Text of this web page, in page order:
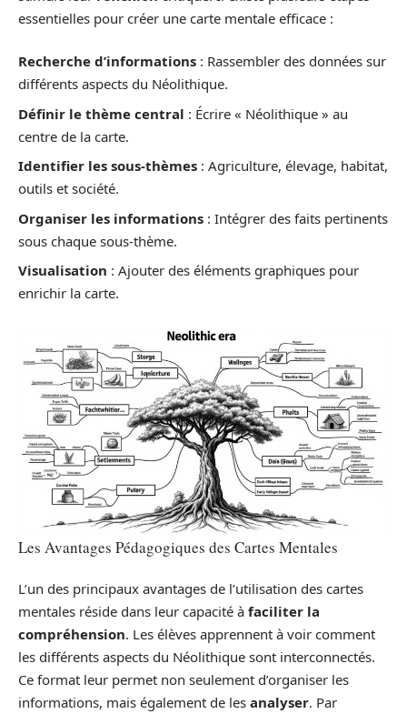
essentielles pour créer une carte mentale efficace :
Recherche d’informations : Rassembler des données sur
différents aspects du Néolithique.
Définir le thème central : Écrire « Néolithique » au
centre de la carte.
Identifier les sous-thèmes : Agriculture, élevage, habitat,
outils et société.
Organiser les informations : Intégrer des faits pertinents
sous chaque sous-thème.
Visualisation : Ajouter des éléments graphiques pour
enrichir la carte.
Les Avantages Pédagogiques des Cartes Mentales
L’un des principaux avantages de l’utilisation des cartes
mentales réside dans leur capacité à faciliter la
compréhension. Les élèves apprennent à voir comment
les différents aspects du Néolithique sont interconnectés.
Ce format leur permet non seulement d’organiser les
informations, mais également de les analyser. Par